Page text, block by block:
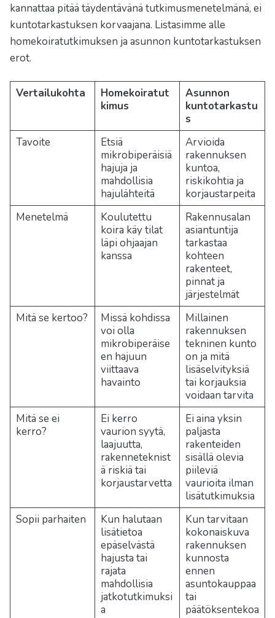
kannattaa pitää täydentävänä tutkimusmenetelmänä, ei
kuntotarkastuksen korvaajana. Listasimme alle
homekoiratutkimuksen ja asunnon kuntotarkastuksen
erot.
Vertailukohta
Homekoiratut
kimus
Asunnon
kuntotarkastu
s
Tavoite
Etsiä
mikrobiperäisiä
hajuja ja
mahdollisia
hajulähteitä
Arvioida
rakennuksen
kuntoa,
riskikohtia ja
korjaustarpeita
Menetelmä
Koulutettu
koira käy tilat
läpi ohjaajan
kanssa
Rakennusalan
asiantuntija
tarkastaa
kohteen
rakenteet,
pinnat ja
järjestelmät
Mitä se kertoo?
Missä kohdissa
voi olla
mikrobiperäise
en hajuun
viittaava
havainto
Millainen
rakennuksen
tekninen kunto
on ja mitä
lisäselvityksiä
tai korjauksia
voidaan tarvita
Mitä se ei
kerro?
Ei kerro
vaurion syytä,
laajuutta,
rakenneteknist
ä riskiä tai
korjaustarvetta
Ei aina yksin
paljasta
rakenteiden
sisällä olevia
piileviä
vaurioita ilman
lisätutkimuksia
Sopii parhaiten
Kun halutaan
lisätietoa
epäselvästä
hajusta tai
rajata
mahdollisia
jatkotutkimuksi
a
Kun tarvitaan
kokonaiskuva
rakennuksen
kunnosta
ennen
asuntokauppaa
tai
päätöksentekoa